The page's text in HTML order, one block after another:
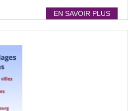
EN SAVOIR PLUS